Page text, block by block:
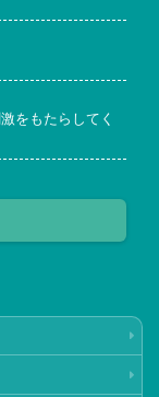
をもたらしてく